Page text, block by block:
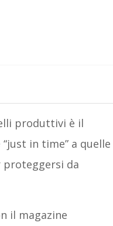
produttivi è il
in time” a quelle
proteggersi da
il magazine